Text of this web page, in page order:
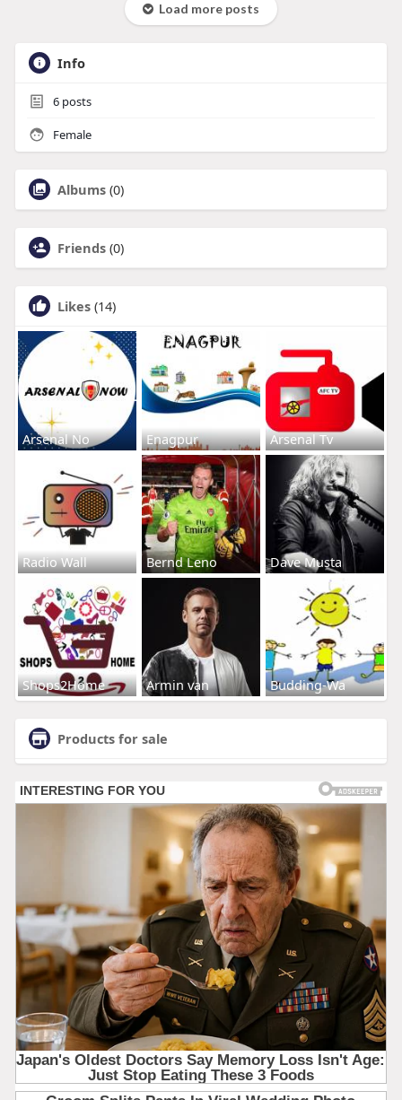
Load more posts
Info
6posts
Female
Albums (0)
Friends (0)
Likes (14)
Arsenal No Enagpur Arsenal Tv
Radio Wall Bernd Leno Dave Musta
Shops2Home Armin van Budding-Wa
Products for sale